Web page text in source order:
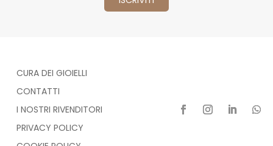
CURA DEI GIOIELLI
CONTATTI
I NOSTRI RIVENDITORI
PRIVACY POLICY